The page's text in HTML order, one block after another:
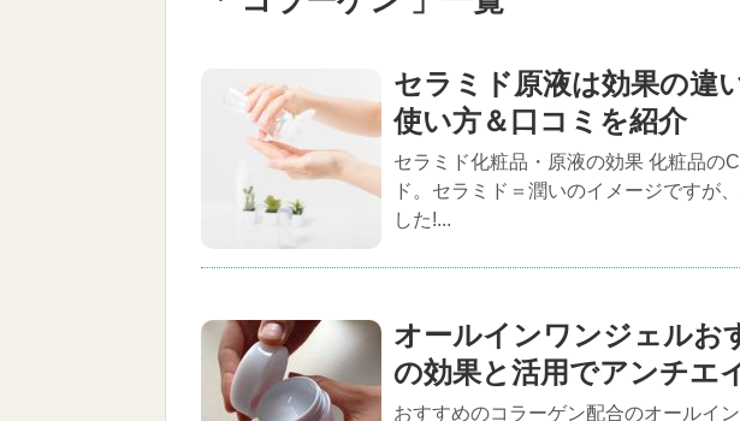
セラミド原液は効果の違
使い方＆口コミを紹介
セラミド化粧品・原液の効果 化粧品の
ド。セラミド＝潤いのイメージですが
した!...
オールインワンジェルお
の効果と活用でアンチエ
おすすめのコラーゲン配合のオールイ